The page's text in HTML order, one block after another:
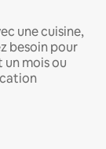
une cuisine,
besoin pour
mois ou